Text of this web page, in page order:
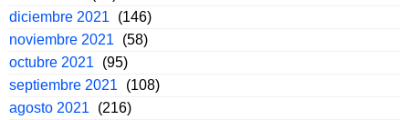
diciembre 2021
(146)
noviembre 2021
(58)
octubre 2021
(95)
septiembre 2021
(108)
agosto 2021
(216)